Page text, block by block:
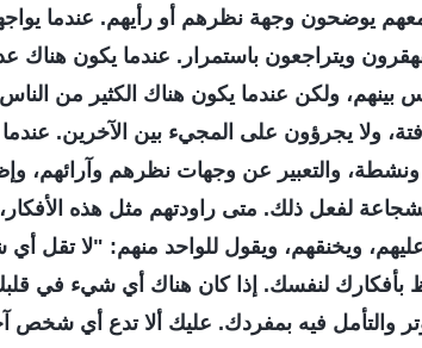
يوضحون وجهة نظرهم أو رأيهم. عندما
ويتراجعون باستمرار. عندما يكون هناك
بينهم، ولكن عندما يكون هناك الكثير من
ولا يجرؤون على المجيء بين الآخرين.
والتعبير عن وجهات نظرهم وآرائهم،
لفعل ذلك. متى راودتهم مثل هذه
ويخنقهم، ويقول للواحد منهم: "لا تقل
بأفكارك لنفسك. إذا كان هناك أي شيء في
والتأمل فيه بمفردك. عليك ألا تدع أي شخص